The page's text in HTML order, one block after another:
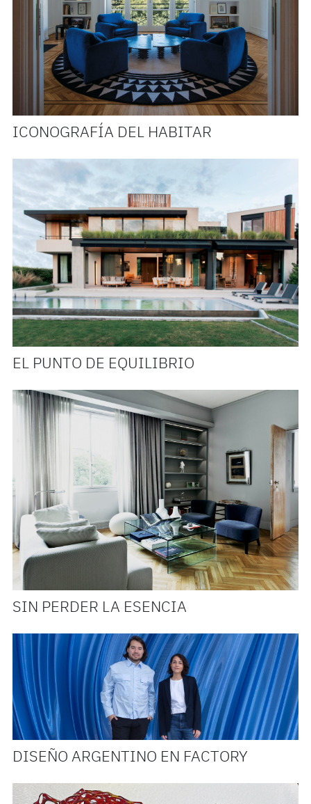
ICONOGRAFÍA DEL HABITAR
EL PUNTO DE EQUILIBRIO
SIN PERDER LA ESENCIA
DISEÑO ARGENTINO EN FACTORY